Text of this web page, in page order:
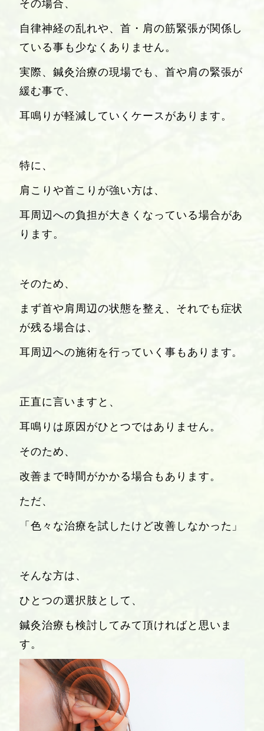
その場合、
自律神経の乱れや、首・肩の筋緊張が関係し
ている事も少なくありません。
実際、鍼灸治療の現場でも、首や肩の緊張が
緩む事で、
耳鳴りが軽減していくケースがあります。
特に、
肩こりや首こりが強い方は、
耳周辺への負担が大きくなっている場合があ
ります。
そのため、
まず首や肩周辺の状態を整え、それでも症状
が残る場合は、
耳周辺への施術を行っていく事もあります。
正直に言いますと、
耳鳴りは原因がひとつではありません。
そのため、
改善まで時間がかかる場合もあります。
ただ、
「色々な治療を試したけど改善しなかった」
そんな方は、
ひとつの選択肢として、
鍼灸治療も検討してみて頂ければと思いま
す。